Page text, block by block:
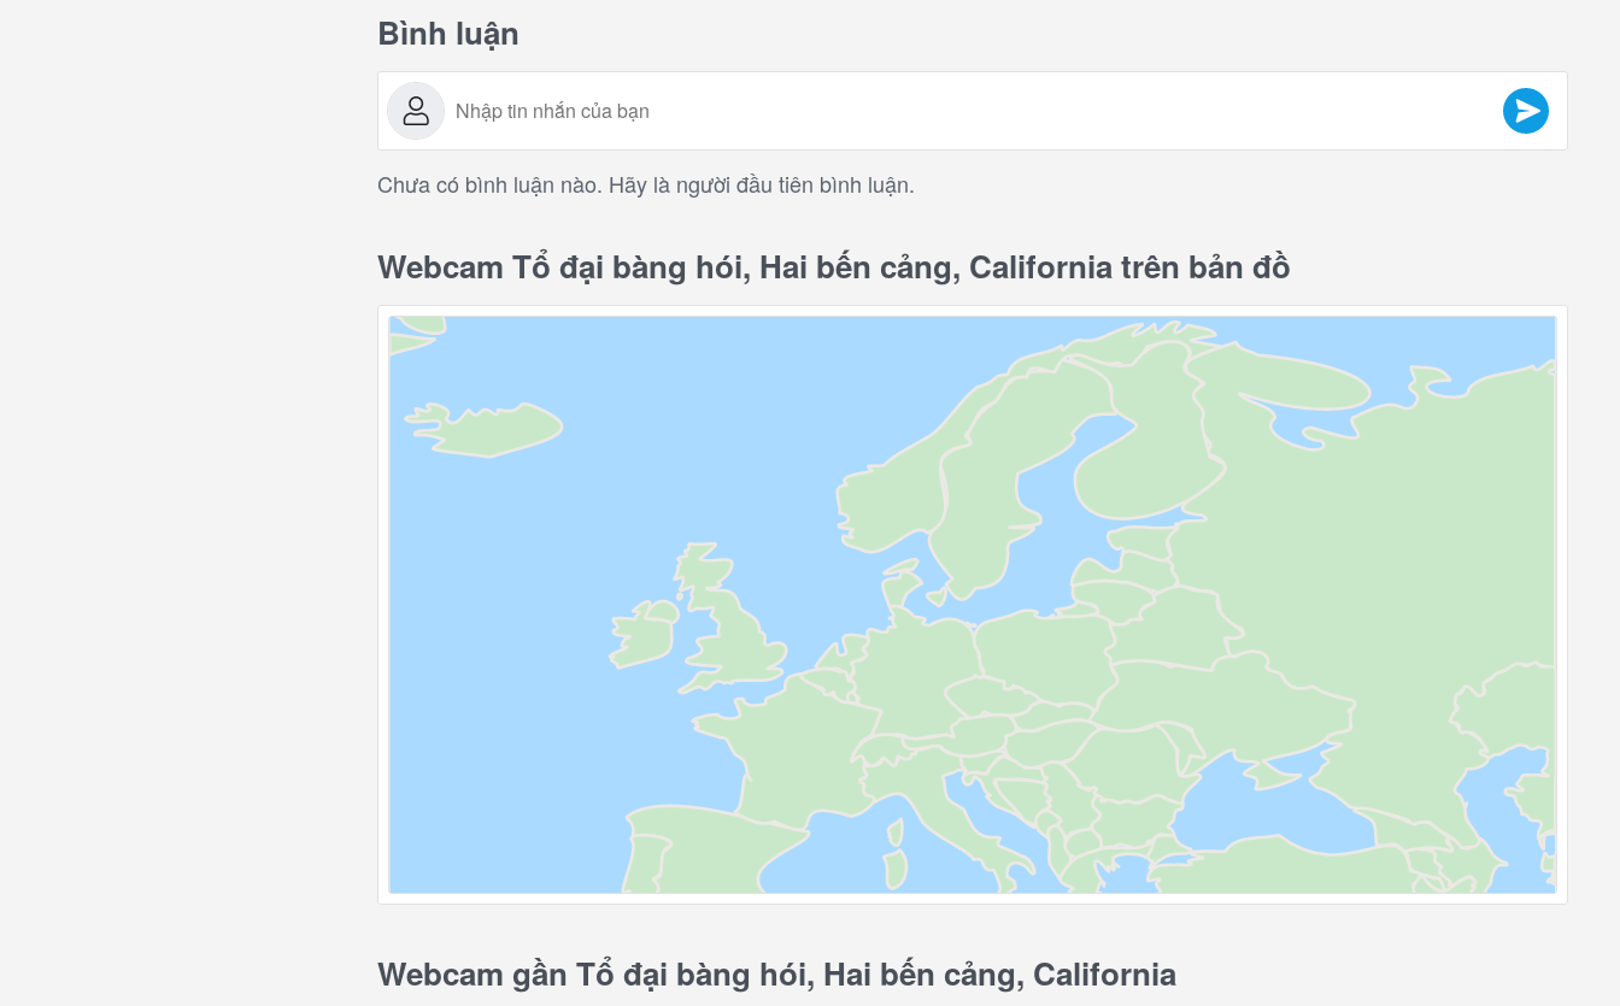
Bình luận
Chưa có bình luận nào. Hãy là người đầu tiên bình luận.
Webcam Tổ đại bàng hói, Hai bến cảng, California trên bản đồ
Webcam gần Tổ đại bàng hói, Hai bến cảng, California